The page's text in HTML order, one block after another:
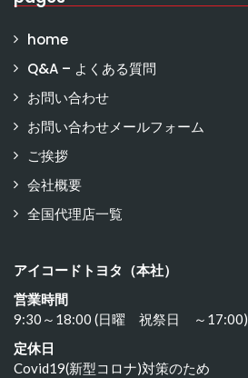
home
Q&A – よくある質問
お問い合わせ
お問い合わせメールフォーム
ご挨拶
会社概要
全国代理店一覧
アイコードトヨタ（本社）
営業時間
9:30～18:00 (日曜 祝祭日 ～17:00)
定休日
Covid19(新型コロナ)対策のため